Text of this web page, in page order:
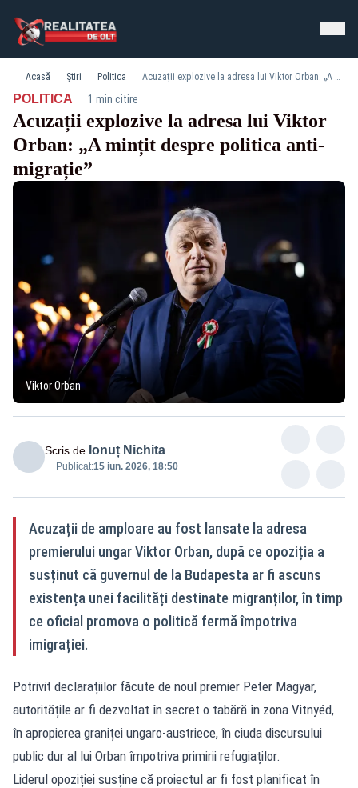
Acasă Știri Politica Acuzații explozive la adresa lui Viktor Orban: „A mințit despre politica anti-migrație”
POLITICA· 1 min citire
Acuzații explozive la adresa lui Viktor
Orban: „A mințit despre politica anti-
migrație”
Viktor Orban
Scris de Ionuț Nichita
Publicat:15 iun. 2026, 18:50
Acuzații de amploare au fost lansate la adresa
premierului ungar Viktor Orban, după ce opoziția a
susținut că guvernul de la Budapesta ar fi ascuns
existența unei facilități destinate migranților, în timp
ce oficial promova o politică fermă împotriva
imigrației.
Potrivit declarațiilor făcute de noul premier Peter Magyar,
autoritățile ar fi dezvoltat în secret o tabără în zona Vitnyéd,
în apropierea graniței ungaro-austriece, în ciuda discursului
public dur al lui Orban împotriva primirii refugiaților.
Liderul opoziției susține că proiectul ar fi fost planificat în